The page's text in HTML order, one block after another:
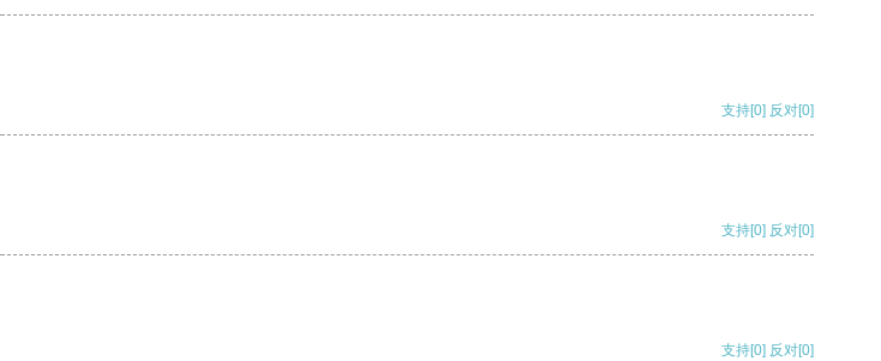
支持[0] 反对[0]
支持[0] 反对[0]
支持[0] 反对[0]